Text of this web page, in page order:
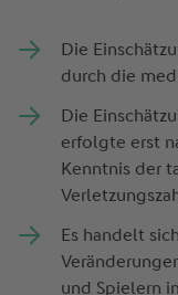
Die
durch die
Die
erfolgte erst
Kenntnis der
Es handelt
und Spielern